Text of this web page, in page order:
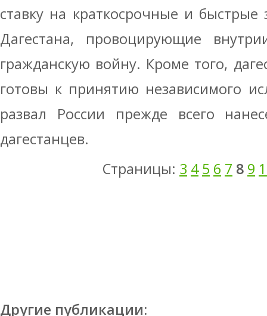
ставку на краткосрочные и
Дагестана, провоцирующие
гражданскую войну. Кроме того,
готовы к принятию независимого
развал России прежде всего
дагестанцев.
Страницы: 3 4 5 6 7 8 9
Другие публикации: